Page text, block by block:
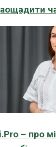
– про